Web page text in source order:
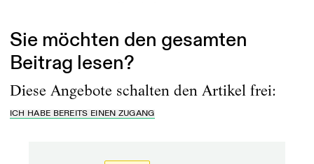
Sie möchten den gesamten
Beitrag lesen?
Diese Angebote schalten den Artikel frei:
ICH HABE BEREITS EINEN ZUGANG